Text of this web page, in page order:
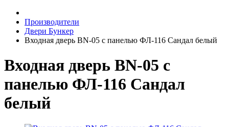
Производители
Двери Бункер
Входная дверь BN-05 с панелью ФЛ-116 Сандал белый
Входная дверь BN-05 с
панелью ФЛ-116 Сандал
белый